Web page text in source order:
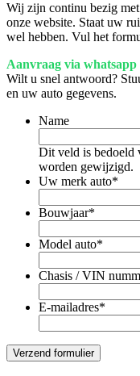
Wij zijn continu bezig
onze website. Staat uw
wel hebben. Vul het
Aanvraag via whatsapp
Wilt u snel antwoord?
en uw auto gegevens.
Name
Dit veld is bedoeld
worden gewijzigd.
Uw merk auto*
Bouwjaar*
Model auto*
Chasis / VIN
E-mailadres*